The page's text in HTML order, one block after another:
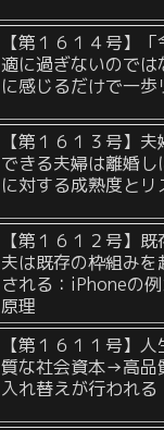
【第１６１４号】
適に過ぎないので
に感じるだけで一
【第１６１３号】
できる夫婦は離婚
に対する成熟度とリ
【第１６１２号】
夫は既存の枠組み
される：iPhoneの
原理
【第１６１１号】
質な社会資本→高品
入れ替えが行われる